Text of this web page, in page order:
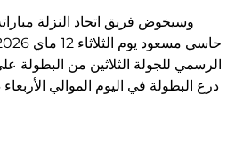
وسيخوض فريق اتحاد النزلة
الرسمي للجولة الثلاثين من البطولة